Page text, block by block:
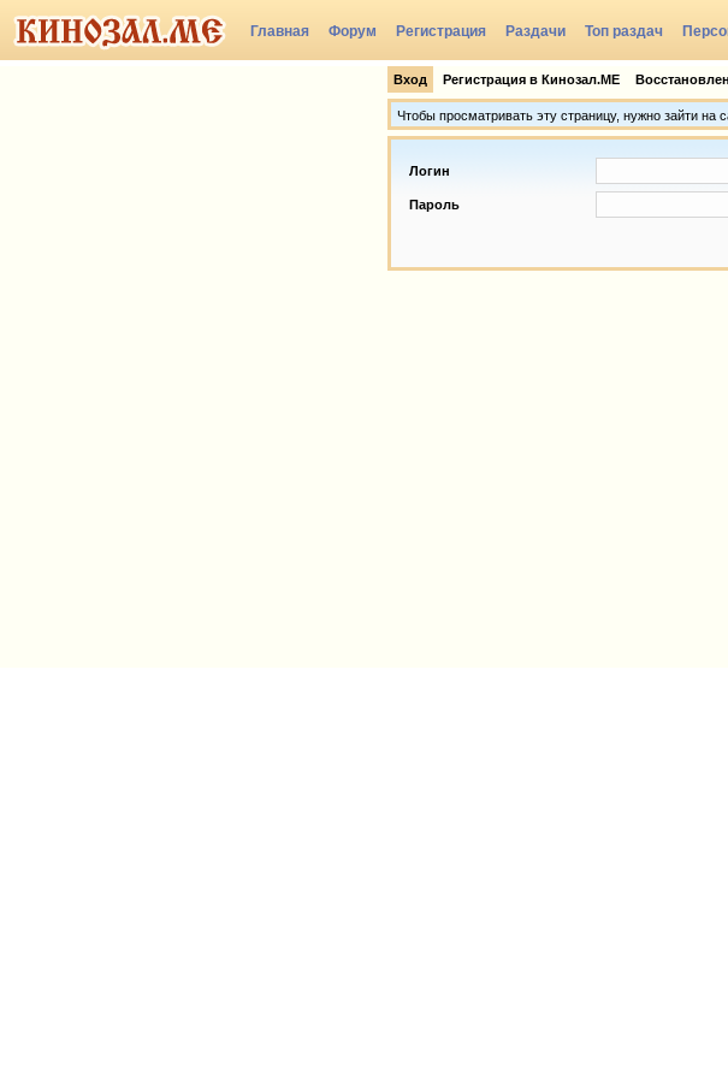
Главная Форум Регистрация Раздачи Топ раздач
Вход Регистрация в Кинозал.МЕ
Чтобы просматривать эту страницу, нужно зайти на
Логин
Пароль